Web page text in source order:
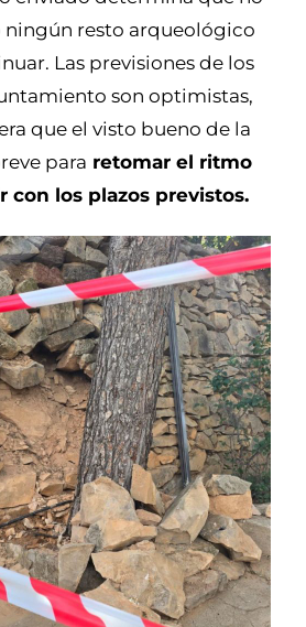
ningún resto arqueológico
Las previsiones de los
son optimistas,
que el visto bueno de la
para retomar el ritmo
con los plazos previstos.